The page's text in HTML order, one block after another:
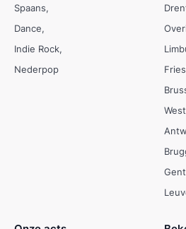
Spaans
Dance
Indie Rock
Nederpop
Gent